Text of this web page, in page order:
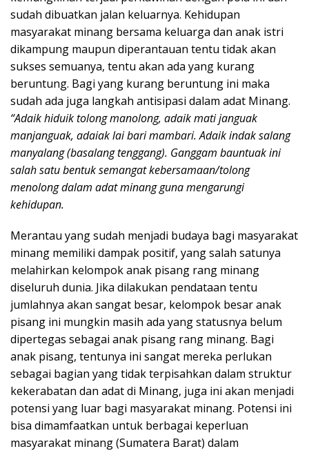
sudah dibuatkan jalan keluarnya. Kehidupan
masyarakat minang bersama keluarga dan anak istri
dikampung maupun diperantauan tentu tidak akan
sukses semuanya, tentu akan ada yang kurang
beruntung. Bagi yang kurang beruntung ini maka
sudah ada juga langkah antisipasi dalam adat Minang.
“Adaik hiduik tolong manolong, adaik mati janguak
manjanguak, adaiak lai bari mambari. Adaik indak salang
manyalang (basalang tenggang). Ganggam bauntuak ini
salah satu bentuk semangat kebersamaan/tolong
menolong dalam adat minang guna mengarungi
kehidupan.
Merantau yang sudah menjadi budaya bagi masyarakat
minang memiliki dampak positif, yang salah satunya
melahirkan kelompok anak pisang rang minang
diseluruh dunia. Jika dilakukan pendataan tentu
jumlahnya akan sangat besar, kelompok besar anak
pisang ini mungkin masih ada yang statusnya belum
dipertegas sebagai anak pisang rang minang. Bagi
anak pisang, tentunya ini sangat mereka perlukan
sebagai bagian yang tidak terpisahkan dalam struktur
kekerabatan dan adat di Minang, juga ini akan menjadi
potensi yang luar bagi masyarakat minang. Potensi ini
bisa dimamfaatkan untuk berbagai keperluan
masyarakat minang (Sumatera Barat) dalam